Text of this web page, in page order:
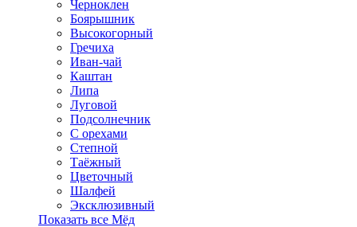
Черноклен
Боярышник
Высокогорный
Гречиха
Иван-чай
Каштан
Липа
Луговой
Подсолнечник
С орехами
Степной
Таёжный
Цветочный
Шалфей
Эксклюзивный
Показать все Мёд